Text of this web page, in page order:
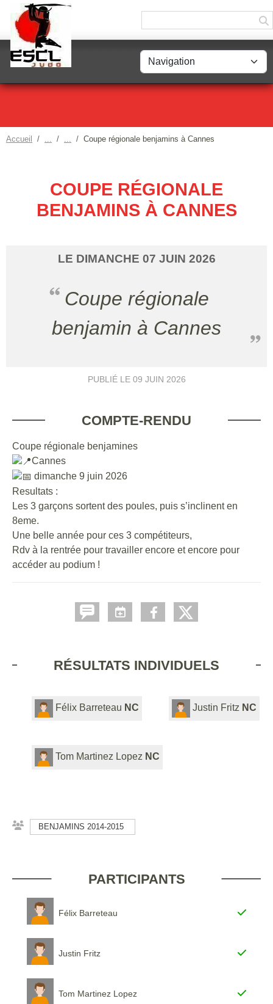
Accueil Coupe régionale benjamins à Cannes
COUPE RÉGIONALE
BENJAMINS À CANNES
LE DIMANCHE 07 JUIN 2026
Coupe régionale
benjamin à Cannes
PUBLIÉ LE 09 JUIN 2026
COMPTE-RENDU
Coupe régionale benjamines
Cannes
dimanche 9 juin 2026
Resultats :
Les 3 garçons sortent des poules, puis s’inclinent en
8eme.
Une belle année pour ces 3 compétiteurs,
Rdv à la rentrée pour travailler encore et encore pour
accéder au podium !
RÉSULTATS INDIVIDUELS
Félix Barreteau NC Justin Fritz NC
Tom Martinez Lopez NC
BENJAMINS 2014-2015
PARTICIPANTS
Félix Barreteau
Justin Fritz
Tom Martinez Lopez
Panneau de gestion des cookies